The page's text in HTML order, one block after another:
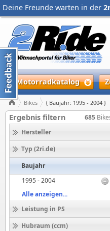
Deine Freunde warten in der
Motorradkatalog
Bikes { Baujahr: 1995 - 2004 }
Ergebnis filtern 685
Hersteller
Typ (2ri.de)
Baujahr
1995 - 2004
Alle anzeigen...
Leistung in PS
Hubraum (ccm)